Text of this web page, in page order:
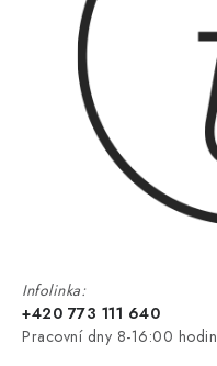
Infolinka:
+420 773 111 640
Pracovní dny 8-16:00 hodin